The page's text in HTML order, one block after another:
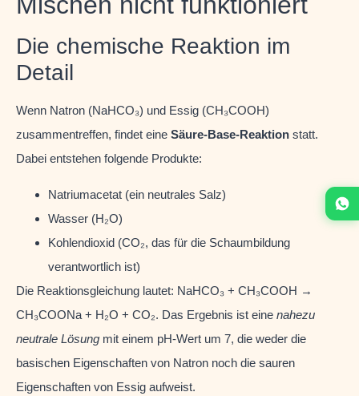
Die chemische Reaktion im
Detail
Wenn Natron (NaHCO₃) und Essig (CH₃COOH)
zusammentreffen, findet eine Säure-Base-Reaktion statt.
Dabei entstehen folgende Produkte:
Natriumacetat (ein neutrales Salz)
Wasser (H₂O)
Kohlendioxid (CO₂, das für die Schaumbildung
verantwortlich ist)
Die Reaktionsgleichung lautet: NaHCO₃ + CH₃COOH →
CH₃COONa + H₂O + CO₂. Das Ergebnis ist eine nahezu
neutrale Lösung mit einem pH-Wert um 7, die weder die
basischen Eigenschaften von Natron noch die sauren
Eigenschaften von Essig aufweist.